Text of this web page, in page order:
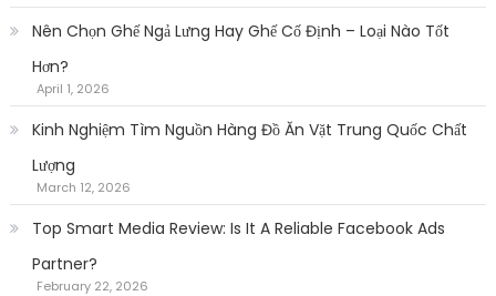
Nên Chọn Ghế Ngả Lưng Hay Ghế Cố Định – Loại Nào Tốt
Hơn?
April 1, 2026
Kinh Nghiệm Tìm Nguồn Hàng Đồ Ăn Vặt Trung Quốc Chất
Lượng
March 12, 2026
Top Smart Media Review: Is It A Reliable Facebook Ads
Partner?
February 22, 2026